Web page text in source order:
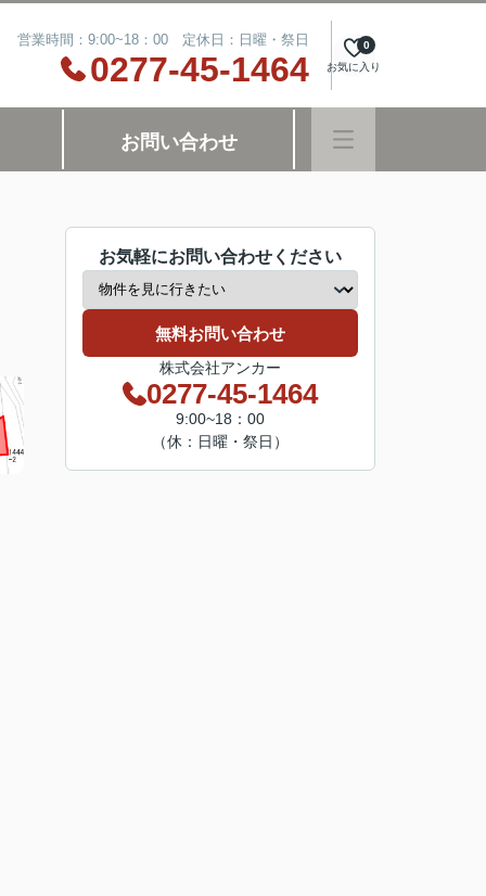
営業時間：9:00~18：00 定休日：日曜・祭日
0277-45-1464 お気に入り
0
お問い合わせ
お気軽にお問い合わせください
無料お問い合わせ
株式会社アンカー
0277-45-1464
9:00~18：00
（休：日曜・祭日）